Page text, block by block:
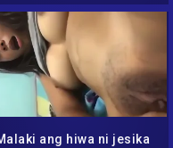
ang hiwa ni jesika